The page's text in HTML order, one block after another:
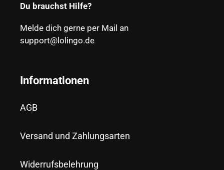
Du brauchst Hilfe?
Melde dich gerne per Mail an
support@lolingo.de
Informationen
AGB
Versand und Zahlungsarten
Widerrufsbelehrung